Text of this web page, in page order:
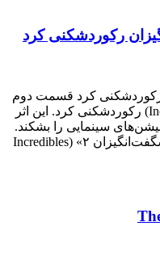
رکوردشکنی کرد
کرد قسمت دوم
انیمیشن «شگفت‌انگیزان» (Incredibles 2) رکوردشکنی کرد. این اثر
سینمایی را بشکند.
به نقل از وبسایت فندنگو، انیمیشن «شگفت‌انگیزان ۲» (Incredibles